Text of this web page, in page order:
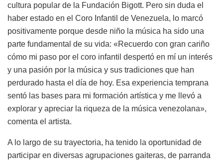
cultura popular de la Fundación Bigott. Pero sin duda el
haber estado en el Coro Infantil de Venezuela, lo marcó
positivamente porque desde niño la música ha sido una
parte fundamental de su vida: «Recuerdo con gran cariño
cómo mi paso por el coro infantil despertó en mí un interés
y una pasión por la música y sus tradiciones que han
perdurado hasta el día de hoy. Esa experiencia temprana
sentó las bases para mi formación artística y me llevó a
explorar y apreciar la riqueza de la música venezolana»,
comenta el artista.
A lo largo de su trayectoria, ha tenido la oportunidad de
participar en diversas agrupaciones gaiteras, de parranda